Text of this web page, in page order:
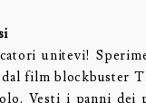
unitevi!
film blockbuster
Vesti i panni dei